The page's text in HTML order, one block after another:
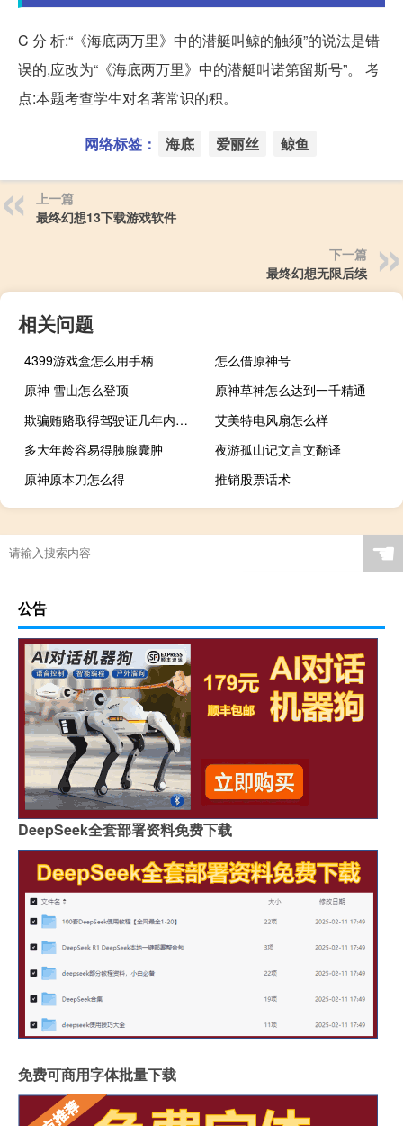
C 分 析:“《海底两万里》中的潜艇叫鲸的触须”的说法是错
误的,应改为“《海底两万里》中的潜艇叫诺第留斯号”。 考
点:本题考查学生对名著常识的积。
网络标签： 海底 爱丽丝 鲸鱼
上一篇
最终幻想13下载游戏软件
下一篇
最终幻想无限后续
相关问题
4399游戏盒怎么用手柄
怎么借原神号
原神 雪山怎么登顶
原神草神怎么达到一千精通
欺骗贿赂取得驾驶证几年内不得再次申领
艾美特电风扇怎么样
多大年龄容易得胰腺囊肿
夜游孤山记文言文翻译
原神原本刀怎么得
推销股票话术
☚
公告
DeepSeek全套部署资料免费下载
免费可商用字体批量下载